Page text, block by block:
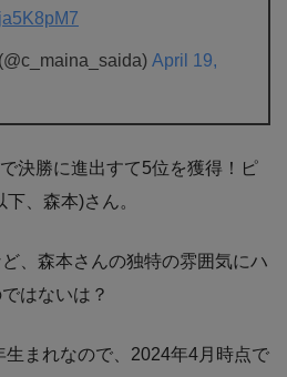
April 19,
決勝に進出すて5位を獲得！ピ
、森本)さん。
、森本さんの独特の雰囲気にハ
はないは？
まれなので、2024年4月時点で